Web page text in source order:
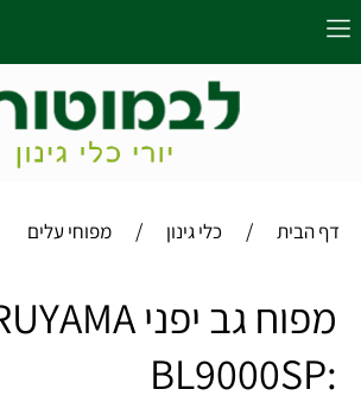
דף הבית / כלי גינון / מפוחי עלים
:BL9000SP